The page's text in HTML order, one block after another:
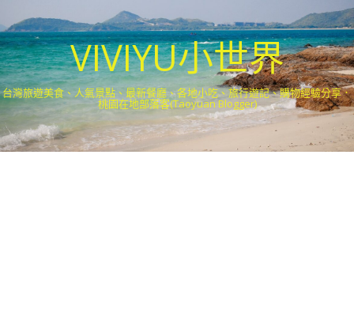
VIVIYU小世界
台灣旅遊美食、人氣景點、最新餐廳、各地小吃、旅行遊記、購物經驗分享．
桃園在地部落客(Taoyuan Blogger)